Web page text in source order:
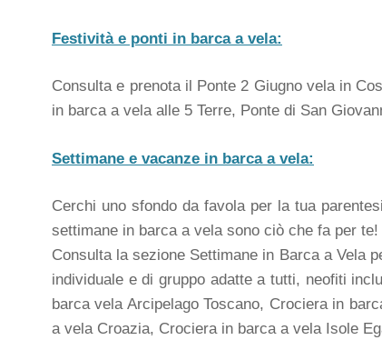
Festività e ponti in barca a vela:
Consulta e prenota il Ponte 2 Giugno vela in
in barca a vela alle 5 Terre, Ponte di San
Settimane e vacanze in barca a vela:
Cerchi uno sfondo da favola per la tua
settimane in barca a vela sono ciò che fa per te!
Consulta la sezione Settimane in Barca a Vela
individuale e di gruppo adatte a tutti, neofiti
barca vela Arcipelago Toscano, Crociera in
a vela Croazia, Crociera in barca a vela Isole